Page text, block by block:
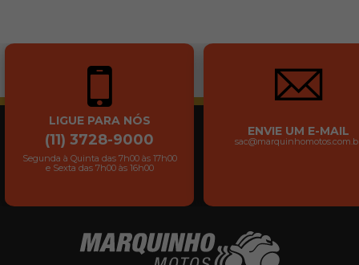
LIGUE PARA NÓS
(11) 3728-9000
Segunda à Quinta das 7h00 às 17h00
e Sexta das 7h00 às 16h00
ENVIE UM E-MAIL